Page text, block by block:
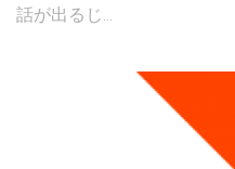
話が出るじ...